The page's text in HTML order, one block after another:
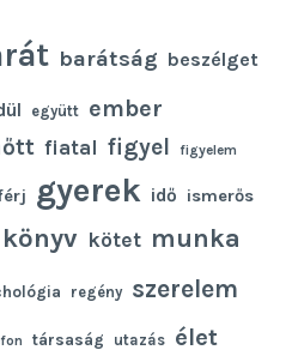
barátság beszélget
együtt ember
fiatal figyel figyelem
gyerek idő ismerős
könyv kötet munka
regény szerelem
társaság utazás élet